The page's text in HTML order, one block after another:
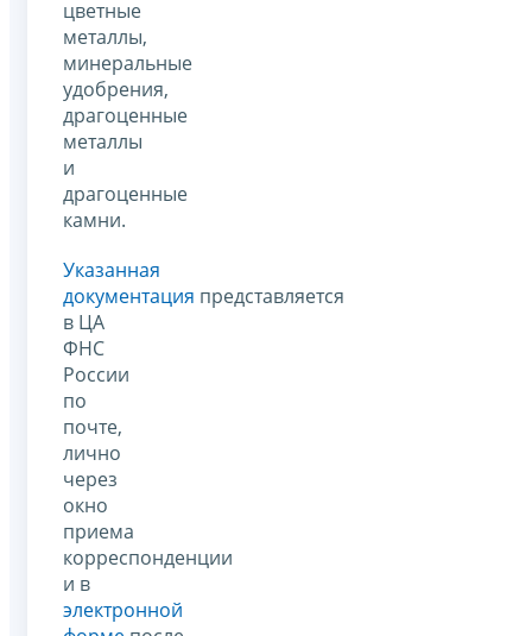
цветные
металлы,
минеральные
удобрения,
драгоценные
металлы
и
драгоценные
камни.
Указанная
документация представляется
в ЦА
ФНС
России
по
почте,
лично
через
окно
приема
корреспонденции
и в
электронной